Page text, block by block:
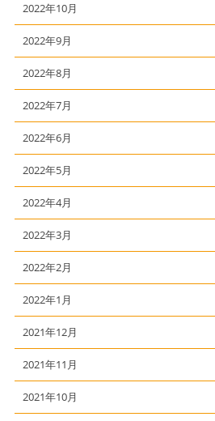
2022年10月
2022年9月
2022年8月
2022年7月
2022年6月
2022年5月
2022年4月
2022年3月
2022年2月
2022年1月
2021年12月
2021年11月
2021年10月